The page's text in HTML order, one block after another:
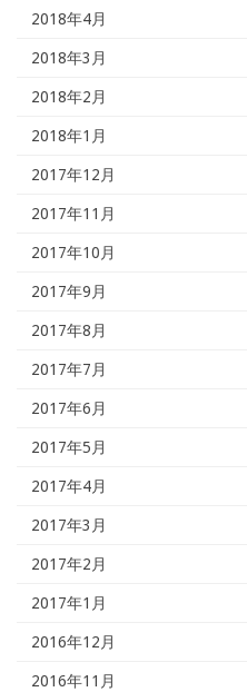
2018年4月
2018年3月
2018年2月
2018年1月
2017年12月
2017年11月
2017年10月
2017年9月
2017年8月
2017年7月
2017年6月
2017年5月
2017年4月
2017年3月
2017年2月
2017年1月
2016年12月
2016年11月